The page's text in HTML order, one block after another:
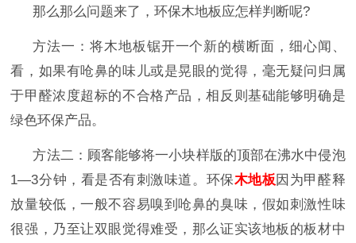
那么那么问题来了，环保木地板应怎样判断呢?
方法一：将木地板锯开一个新的横断面，细心闻、
看，如果有呛鼻的味儿或是晃眼的觉得，毫无疑问归属
于甲醛浓度超标的不合格产品，相反则基础能够明确是
绿色环保产品。
方法二：顾客能够将一小块样版的顶部在沸水中侵泡
1—3分钟，看是否有刺激味道。环保木地板因为甲醛释
放量较低，一般不容易嗅到呛鼻的臭味，假如刺激性味
很强，乃至让双眼觉得难受，那么证实该地板的板材中